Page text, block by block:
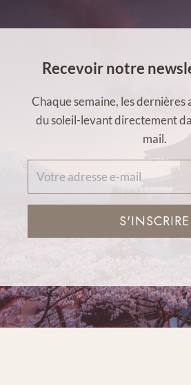
Recevoir notre
Chaque semaine, les dernières
du soleil-levant directement
mail.
S'INSCRIRE